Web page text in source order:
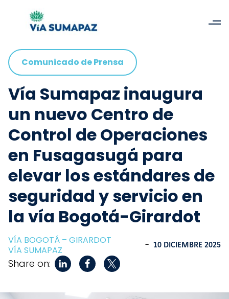
Comunicado de Prensa
Vía Sumapaz inaugura
un nuevo Centro de
Control de Operaciones
en Fusagasugá para
elevar los estándares de
seguridad y servicio en
la vía Bogotá-Girardot
VÍA BOGOTÁ – GIRARDOT
VÍA SUMAPAZ
- 10 DICIEMBRE 2025
Share on: